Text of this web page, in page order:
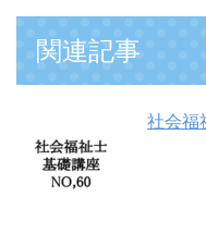
関連記事
社会